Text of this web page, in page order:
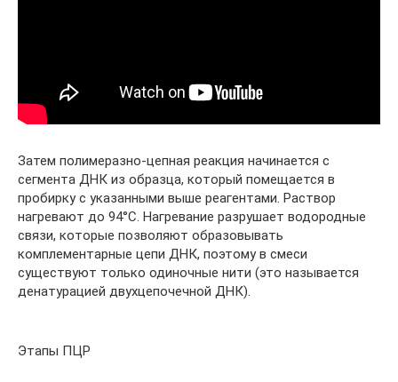
Затем полимеразно-цепная реакция начинается с
сегмента ДНК из образца, который помещается в
пробирку с указанными выше реагентами. Раствор
нагревают до 94°С. Нагревание разрушает водородные
связи, которые позволяют образовывать
комплементарные цепи ДНК, поэтому в смеси
существуют только одиночные нити (это называется
денатурацией двухцепочечной ДНК).
Этапы ПЦР